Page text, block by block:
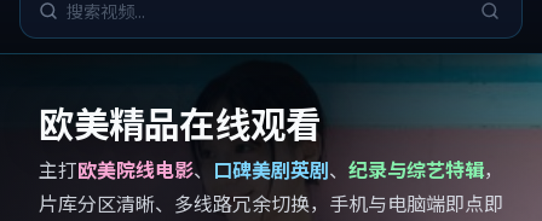
欧美精品在线观看
主打欧美院线电影、 口碑美剧英剧、 纪录与综艺特辑，
片库分区清晰、多线路冗余切换，手机与电脑端即点即